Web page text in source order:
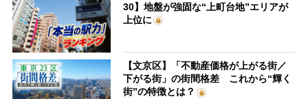
30】地盤が強固な“上町台地”エリアが
上位に
【文京区】「不動産価格が上がる街／
下がる街」の街間格差 これから“輝く
街”の特徴とは？